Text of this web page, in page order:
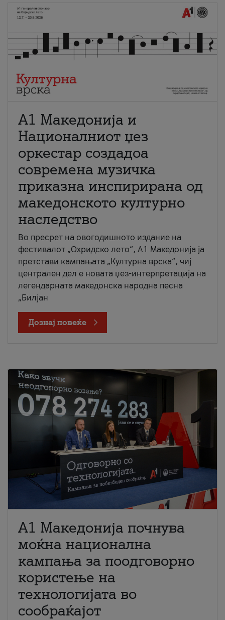
А1 Македонија и
Националниот џез
оркестар создадоа
современа музичка
приказна инспирирана од
македонското културно
наследство
Во пресрет на овогодишното издание на
фестивалот „Охридско лето“, А1 Македонија ја
претстави кампањата „Културна врска“, чиј
централен дел е новата џез-интерпретација на
легендарната македонска народна песна
„Билјан
Дознај повеќе
A1 Македонија почнува
моќна национална
кампања за поодговорно
користење на
технологијата во
сообраќајот